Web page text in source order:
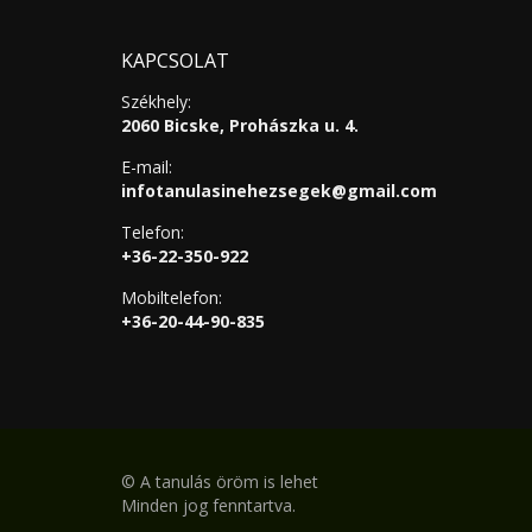
KAPCSOLAT
Székhely:
2060 Bicske, Prohászka u. 4.
E-mail:
infotanulasinehezsegek@gmail.com
Telefon:
+36-22-350-922
Mobiltelefon:
+36-20-44-90-835
© A tanulás öröm is lehet
Minden jog fenntartva.